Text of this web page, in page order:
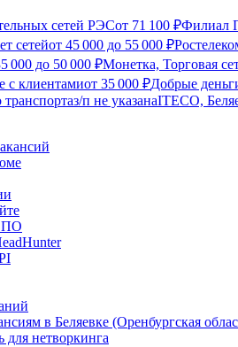
сетей РЭСот 71 100 ₽Филиал
сетейот 45 000 до 55 000 ₽
000 до 50 000 ₽Монетка, Торговая
с клиентамиот 35 000 ₽Добрые
транспортаз/п не указанаITECO,
ПО
в Беляевке (Оренбургская
для нетворкинга